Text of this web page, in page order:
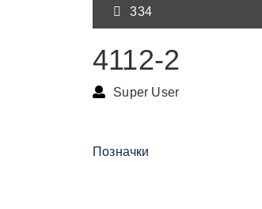
334
4112-2
Super User
Позначки